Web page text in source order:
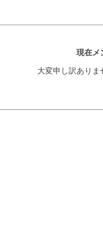
現在メ
大変申し訳あり